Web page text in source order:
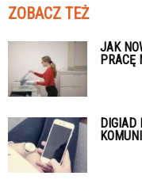
ZOBACZ TEŻ
JAK
PRACĘ
DIGIAD